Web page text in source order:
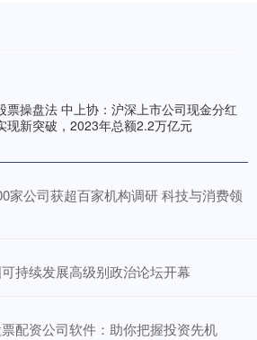
票操盘法 中上协：沪深上市公司现金分红
现新突破，2023年总额2.2万亿元
家公司获超百家机构调研 科技与消费领
持续发展高级别政治论坛开幕
配资公司软件：助你把握投资先机